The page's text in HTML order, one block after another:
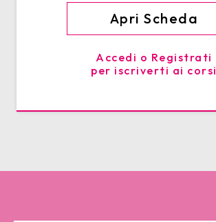
Apri Scheda
Accedi o Registrati
per iscriverti ai corsi